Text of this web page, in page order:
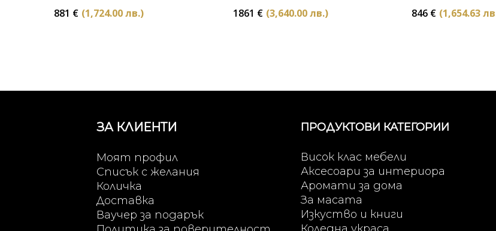
881 € (1,724.00 лв.) 1861 € (3,640.00 лв.) 846 € (1,654.63
ЗА КЛИЕНТИ
Моят профил
Списък с желания
Количка
Доставка
Ваучер за подарък
ПРОДУКТОВИ КАТЕГОРИИ
Висок клас мебели
Аксесоари за интериора
Аромати за дома
За масата
Изкуство и книги
Коледна украса